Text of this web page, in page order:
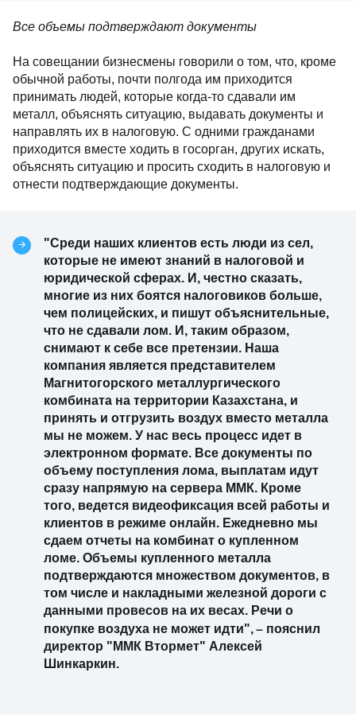
Все объемы подтверждают документы
На совещании бизнесмены говорили о том, что, кроме
обычной работы, почти полгода им приходится
принимать людей, которые когда-то сдавали им
металл, объяснять ситуацию, выдавать документы и
направлять их в налоговую. С одними гражданами
приходится вместе ходить в госорган, других искать,
объяснять ситуацию и просить сходить в налоговую и
отнести подтверждающие документы.
"Среди наших клиентов есть люди из сел,
которые не имеют знаний в налоговой и
юридической сферах. И, честно сказать,
многие из них боятся налоговиков больше,
чем полицейских, и пишут объяснительные,
что не сдавали лом. И, таким образом,
снимают к себе все претензии. Наша
компания является представителем
Магнитогорского металлургического
комбината на территории Казахстана, и
принять и отгрузить воздух вместо металла
мы не можем. У нас весь процесс идет в
электронном формате. Все документы по
объему поступления лома, выплатам идут
сразу напрямую на сервера ММК. Кроме
того, ведется видеофиксация всей работы и
клиентов в режиме онлайн. Ежедневно мы
сдаем отчеты на комбинат о купленном
ломе. Объемы купленного металла
подтверждаются множеством документов, в
том числе и накладными железной дороги с
данными провесов на их весах. Речи о
покупке воздуха не может идти",– пояснил
директор "ММК Втормет" Алексей
Шинкаркин.